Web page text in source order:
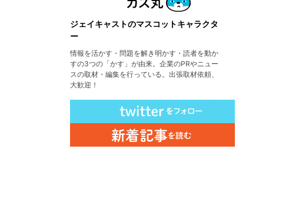
ジェイキャストのマスコットキャラクタ
ー
情報を活かす・問題を解き明かす・読者を動か
すの3つの「かす」が由来。企業のPRやニュー
スの取材・編集を行っている。出張取材依頼、
大歓迎！